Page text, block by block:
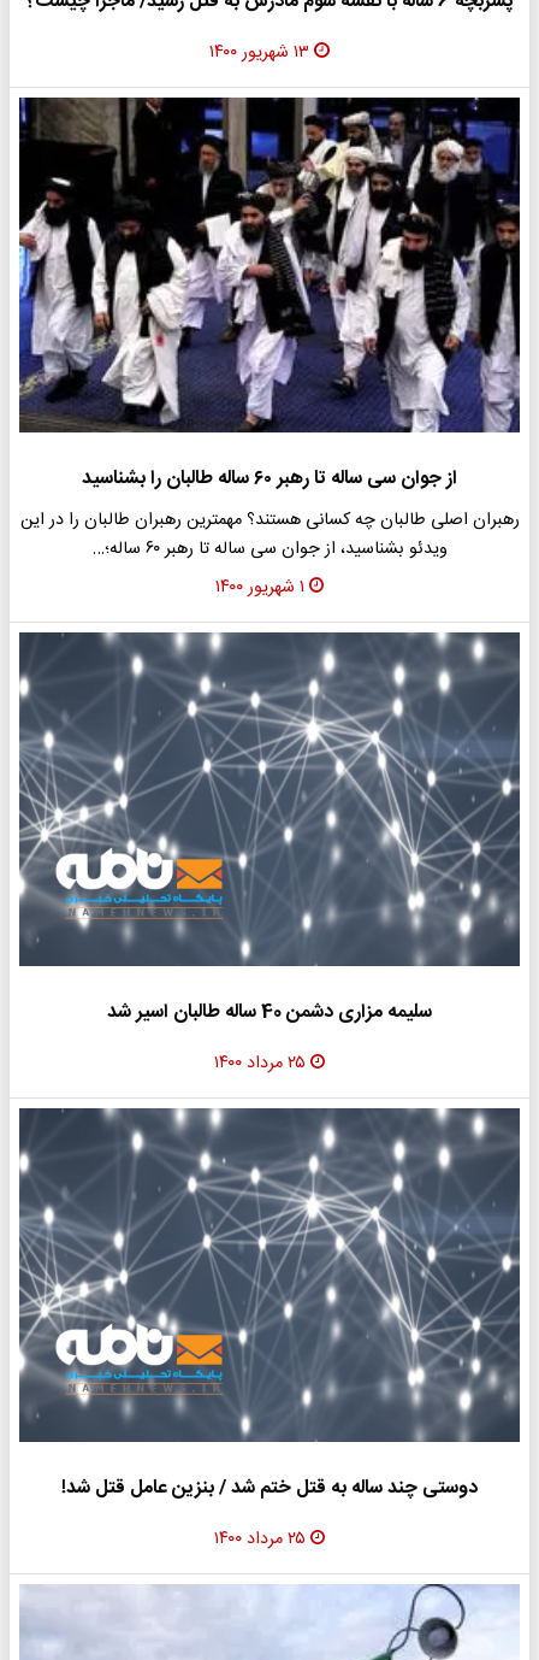
۱۳ شهریور ۱۴۰۰
از جوان سی ساله تا رهبر ۶۰ ساله طالبان را بشناسید
رهبران اصلی طالبان چه کسانی هستند؟ مهمترین رهبران طالبان را در این
ویدئو بشناسید، از جوان سی ساله تا رهبر ۶۰ ساله؛…
۱ شهریور ۱۴۰۰
سلیمه مزاری دشمن 40 ساله طالبان اسیر شد
۲۵ مرداد ۱۴۰۰
دوستی چند ساله به قتل ختم شد / بنزین عامل قتل شد!
۲۵ مرداد ۱۴۰۰